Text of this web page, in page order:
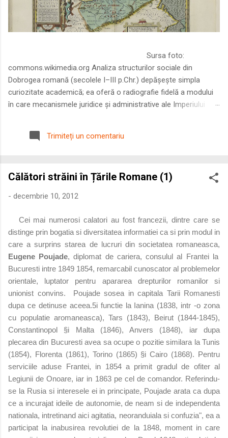
Sursa foto:
commons.wikimedia.org Analiza structurilor sociale din
Dobrogea romană (secolele I–III p.Chr.) depășește simpla
curiozitate academică; ea oferă o radiografie fidelă a modului
în care mecanismele juridice și administrative ale Imperiului
Într-o epocă în care prosperitatea excepțională a lumii romane
era susținută de o mobilitate socială dinamică și de o libertate
roman – în special a cetățenilor romani ( cives Romani ) în
precizie profunzimea și ritmul procesului de rom...
Trimiteți un comentariu
Călători străini în Țările Romane (1)
- decembrie 10, 2012
Cei mai numerosi calatori au fost francezii, dintre care se
distinge prin bogatia si diversitatea informatiei ca si prin modul in
care a surprins starea de lucruri din societatea romaneasca,
Eugene Poujade, diplomat de cariera, consulul al Frantei la
Bucuresti intre 1849 1854, remarcabil cunoscator al problemelor
orientale, luptator pentru apararea drepturilor romanilor si
unionist convins. Poujade sosea in capitala Tarii Romanesti
dupa ce detinuse aceea.5i functie la Ianina (1838, intr -o zona
cu populatie aromaneasca), Tars (1843), Beirut (1844-1845),
Constantinopol §i Malta (1846), Anvers (1848), iar dupa
plecarea din Bucuresti avea sa ocupe o pozitie similara la Tunis
(1854), Florenta (1861), Torino (1865) §i Cairo (1868). Pentru
serviciile aduse Frantei, in 1854 a primit gradul de ofiter al
Legiunii de Onoare, iar in 1863 pe cel de comandor. Referindu-
se la Rusia si interesele ei in principate, Poujade arata ca dupa
ce a incurajat ideile de autonomie, de neam si de independenta
nationala, intretinand aici agitatia, neoranduiala si confuzia", ea a
participat la inabusirea revolutiei de la 1848, moment in care